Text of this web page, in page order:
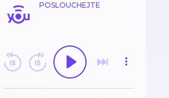
POSLOUCHEJTE